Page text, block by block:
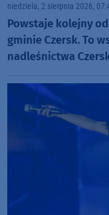
niedziela, 2 sierpnia 2026,
Powstaje kolejny
gminie Czersk. To
nadleśnictwa